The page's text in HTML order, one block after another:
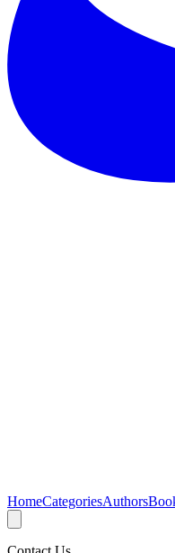
HomeCategoriesAuthors